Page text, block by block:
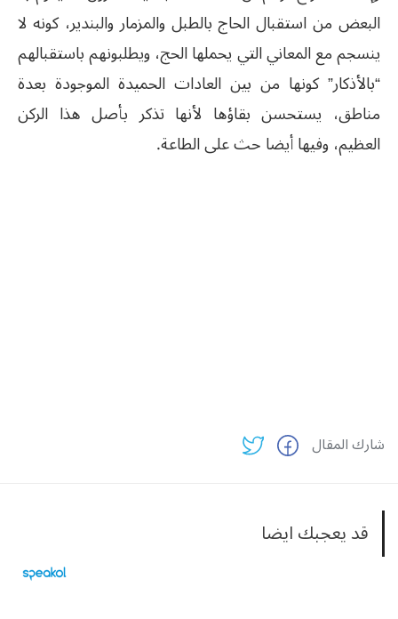
البعض من استقبال الحاج بالطبل والمزمار والبندير، كونه لا
ينسجم مع المعاني التي يحملها الحج، ويطلبونهم باستقبالهم
“بالأذكار” كونها من بين العادات الحميدة الموجودة بعدة
مناطق، يستحسن بقاؤها لأنها تذكر بأصل هذا الركن
العظيم، وفيها أيضا حث على الطاعة.
شارك المقال
قد يعجبك ايضا